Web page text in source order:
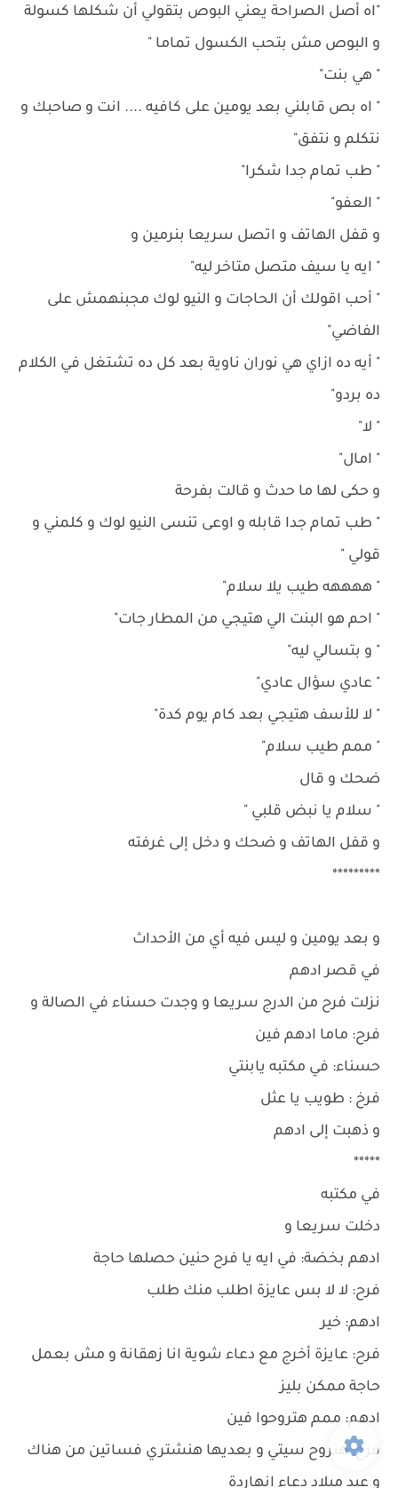
"اه أصل الصراحة يعني البوص بتقولي أن شكلها كسولة
و البوص مش بتحب الكسول تماما "
" هي بنت"
" اه بص قابلني بعد يومين على كافيه .... انت و صاحبك و
نتكلم و نتفق"
" طب تمام جدا شكرا"
" العفو"
و قفل الهاتف و اتصل سريعا بنرمين و
" ايه يا سيف متصل متاخر ليه"
" أحب اقولك أن الحاجات و النيو لوك مجبنهمش على
الفاضي"
" أيه ده ازاي هي نوران ناوية بعد كل ده تشتغل في الكلام
ده بردو"
" لا"
" امال"
و حكى لها ما حدث و قالت بفرحة
" طب تمام جدا قابله و اوعى تنسى النيو لوك و كلمني و
قولي "
" ههههه طيب يلا سلام"
" احم هو البنت الي هتيجي من المطار جات"
" و بتسالي ليه"
" عادي سؤال عادي"
" لا للأسف هتيجي بعد كام يوم كدة"
" ممم طيب سلام"
ضحك و قال
" سلام يا نبض قلبي "
و قفل الهاتف و ضحك و دخل إلى غرفته
*********
و بعد يومين و ليس فيه أي من الأحداث
في قصر ادهم
نزلت فرح من الدرج سريعا و وجدت حسناء في الصالة و
فرح: ماما ادهم فين
حسناء: في مكتبه يابنتي
فرخ : طويب يا عثل
و ذهبت إلى ادهم
*****
في مكتبه
دخلت سريعا و
ادهم بخضة: في ايه يا فرح حنين حصلها حاجة
فرح: لا لا بس عايزة اطلب منك طلب
ادهم: خير
فرح: عايزة أخرج مع دعاء شوية انا زهقانة و مش بعمل
حاجة ممكن بليز
ادهم: ممم هتروحوا فين
فرح: هنروح سيتي و بعديها هنشتري فساتين من هناك
و عيد ميلاد دعاء انهاردة